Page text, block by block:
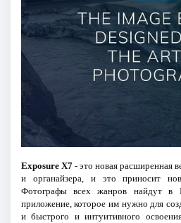
Exposure X7- это новая расширенная
и органайзера, и это приносит
Фотографы всех жанров найдут в
приложение, которое им нужно для
и быстрого и интуитивного